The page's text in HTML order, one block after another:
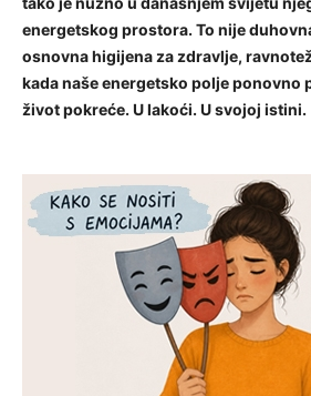
energetskog prostora. To nije
osnovna higijena za zdravlje,
kada naše energetsko polje ponovno
život pokreće. U lakoći. U svojoj istini.